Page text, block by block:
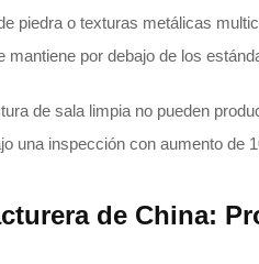
piedra o texturas metálicas
mantiene por debajo de los
de sala limpia no pueden
una inspección con aumento de
de China: